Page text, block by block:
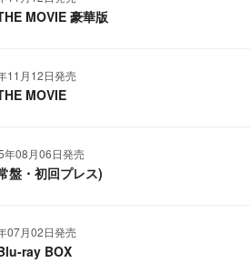
MOVIE 豪華版
11月12日発売
MOVIE
年08月06日発売
盤・初回プレス)
07月02日発売
ray BOX